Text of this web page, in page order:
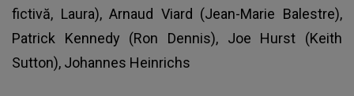
fictivă, Laura), Arnaud Viard (Jean-Marie Balestre),
Patrick Kennedy (Ron Dennis), Joe Hurst (Keith
Sutton), Johannes Heinrichs